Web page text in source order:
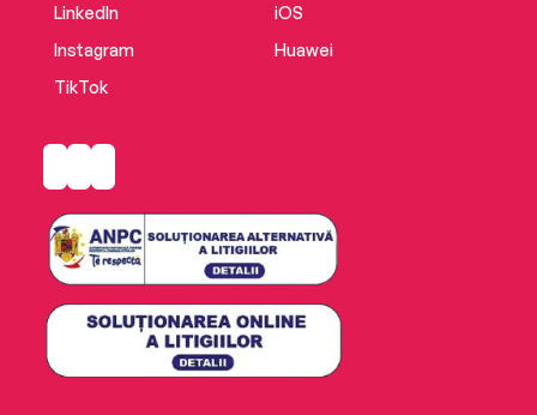
LinkedIn
Instagram
TikTok
iOS
Huawei